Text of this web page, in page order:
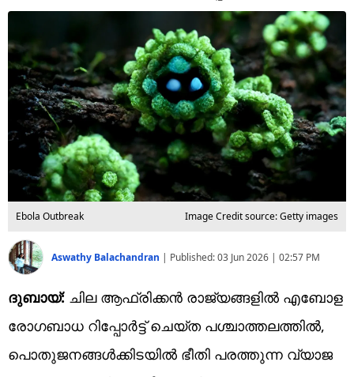
Ebola Outbreak Image Credit source: Getty images
Aswathy Balachandran | Published:03 Jun 2026 | 02:57 PM
ദുബായ്: ചില ആഫ്രിക്കൻ രാജ്യങ്ങളിൽ എബോള
രോഗബാധ റിപ്പോർട്ട് ചെയ്ത പശ്ചാത്തലത്തിൽ,
പൊതുജനങ്ങൾക്കിടയിൽ ഭീതി പരത്തുന്ന വ്യാജ